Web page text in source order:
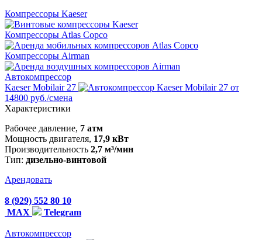
Компрессоры Kaeser
Компрессоры Atlas Copco
Компрессоры Airman
Автокомпрессор
Kaeser Mobilair 27
от
14800 руб./смена
Характеристики
Рабочее давление, 7 атм
Мощность двигателя, 17,9 кВт
Производительность 2,7 м³/мин
Тип: дизельно-винтовой
Арендовать
8 (929) 552 80 10
MAX
Telegram
Автокомпрессор